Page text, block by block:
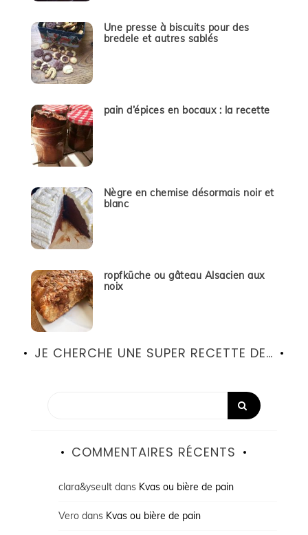
Une presse à biscuits pour des
bredele et autres sablés
pain d’épices en bocaux : la recette
Nègre en chemise désormais noir et
blanc
ropfküche ou gâteau Alsacien aux
noix
JE CHERCHE UNE SUPER RECETTE DE…
COMMENTAIRES RÉCENTS
clara&yseultdans Kvas ou bière de pain
Verodans Kvas ou bière de pain